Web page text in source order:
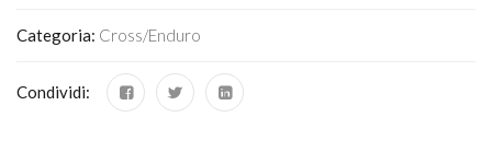
Categoria: Cross/Enduro
Condividi: